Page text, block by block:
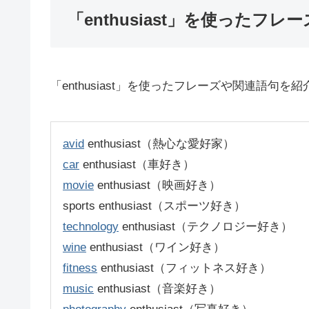
「enthusiast」を使ったフレー
「enthusiast」を使ったフレーズや関連語句を紹
avid enthusiast（熱心な愛好家）
car enthusiast（車好き）
movie enthusiast（映画好き）
sports enthusiast（スポーツ好き）
technology enthusiast（テクノロジー好き）
wine enthusiast（ワイン好き）
fitness enthusiast（フィットネス好き）
music enthusiast（音楽好き）